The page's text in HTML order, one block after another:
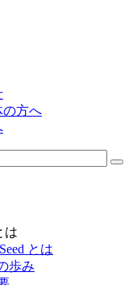
の方へ
は
とは
歩み